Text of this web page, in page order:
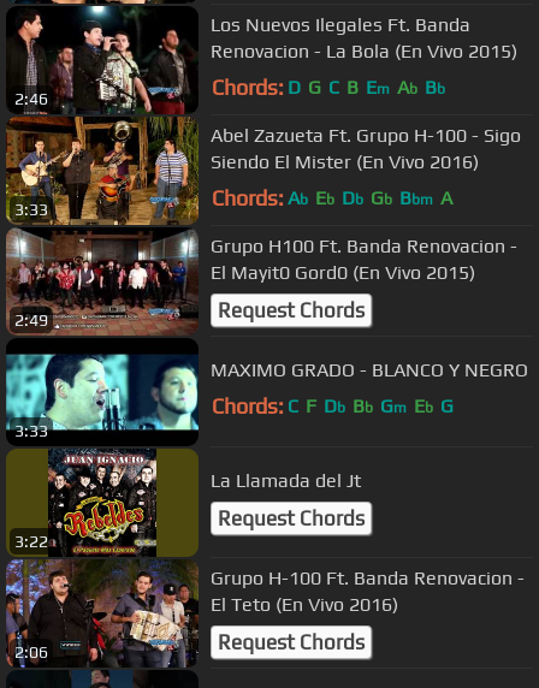
2:46
Los Nuevos Ilegales Ft. Banda
Renovacion - La Bola (En Vivo 2015)
Chords: D G C B Em Ab Bb
3:33
Abel Zazueta Ft. Grupo H-100 - Sigo
Siendo El Mister (En Vivo 2016)
Chords: Ab Eb Db Gb Bbm A
2:49
Grupo H100 Ft. Banda Renovacion -
El Mayit0 Gord0 (En Vivo 2015)
Request Chords
3:33
MAXIMO GRADO - BLANCO Y NEGRO
Chords: C F Db Bb Gm Eb G
3:22
La Llamada del Jt
Request Chords
2:06
Grupo H-100 Ft. Banda Renovacion -
El Teto (En Vivo 2016)
Request Chords